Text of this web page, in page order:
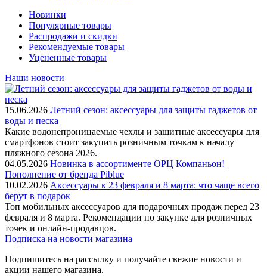
Новинки
Популярные товары
Распродажи и скидки
Рекомендуемые товары
Уцененные товары
Наши новости
15.06.2026 Летний сезон: аксессуары для защиты гаджетов от
воды и песка
Какие водонепроницаемые чехлы и защитные аксессуары для
смартфонов стоит закупить розничным точкам к началу
пляжного сезона 2026.
04.05.2026 Новинка в ассортименте OРЦ Компаньон!
Пополнение от бренда Piblue
10.02.2026 Аксессуары к 23 февраля и 8 марта: что чаще всего
берут в подарок
Топ мобильных аксессуаров для подарочных продаж перед 23
февраля и 8 марта. Рекомендации по закупке для розничных
точек и онлайн-продавцов.
Подписка на новости магазина
Подпишитесь на рассылку и получайте свежие новости и
акции нашего магазина.